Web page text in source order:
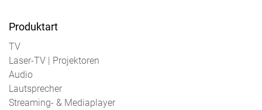
Produktart
TV
Laser-TV | Projektoren
Audio
Lautsprecher
Streaming- & Mediaplayer